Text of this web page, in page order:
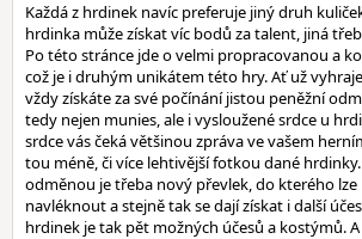
Každá z hrdinek navíc preferuje jiný druh
hrdinka může získat víc bodů za talent, jiná
Po této stránce jde o velmi propracovanou a
což je i druhým unikátem této hry. Ať už
vždy získáte za své počínání jistou peněžní
tedy nejen munies, ale i vysloužené srdce u
srdce vás čeká většinou zpráva ve vašem
tou méně, či více lehtivější fotkou dané
odměnou je třeba nový převlek, do kterého
navléknout a stejně tak se dají získat i další
hrdinek je tak pět možných účesů a kostýmů.